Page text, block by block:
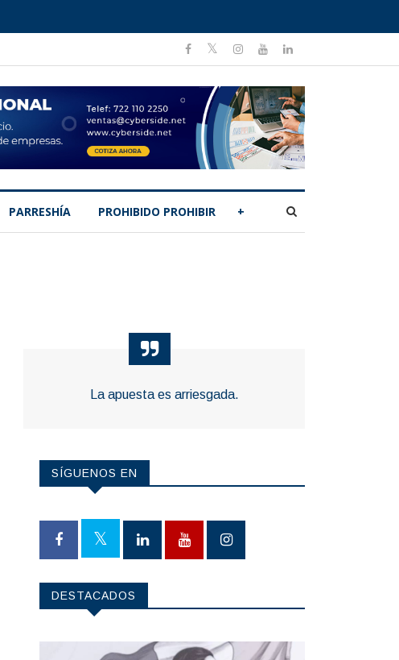
PARRESHÍA PROHIBIDO PROHIBIR +
La apuesta es arriesgada.
SÍGUENOS EN
DESTACADOS